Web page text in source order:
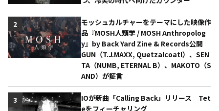
モッシュカルチャーをテーマにした映像作
品『MOSH人類学 / MOSH Anthropolog
y』by Back Yard Zine & Records公開
GUN（T.J.MAXX, Quetzalcoatl）、SEN
TA（NUMB, ETERNAL B）、MAKOTO（S
AND）が証言
2
IOが新曲「Calling Back」リリース Tet
eをフィーチャリング
3